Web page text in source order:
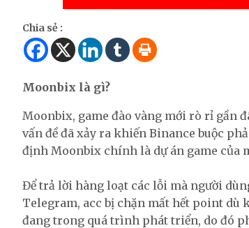
Chia sẻ :
Moonbix là gì?
Moonbix, game đào vàng mới rò rỉ gần
vấn đề đã xảy ra khiến Binance buộc
định Moonbix chính là dự án game
Để trả lời hàng loạt các lỗi mà người
Telegram, acc bị chặn mất hết point dù
đang trong quá trình phát triển, do đó